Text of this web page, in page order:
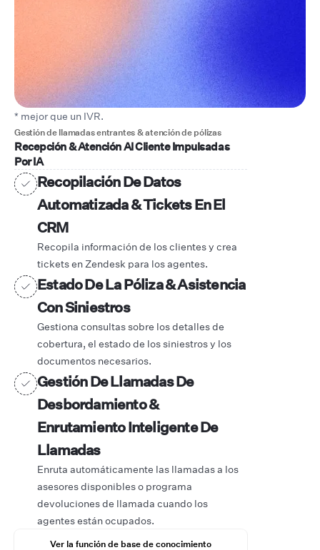
* mejor que un IVR.
Gestión de llamadas entrantes & atención de pólizas
Recepción & Atención Al Cliente Impulsadas
Por IA
Recopilación De Datos
Automatizada & Tickets En El
CRM
Recopila información de los clientes y crea
tickets en Zendesk para los agentes.
Estado De La Póliza & Asistencia
Con Siniestros
Gestiona consultas sobre los detalles de
cobertura, el estado de los siniestros y los
documentos necesarios.
Gestión De Llamadas De
Desbordamiento &
Enrutamiento Inteligente De
Llamadas
Enruta automáticamente las llamadas a los
asesores disponibles o programa
devoluciones de llamada cuando los
agentes están ocupados.
Ver la función de base de conocimiento